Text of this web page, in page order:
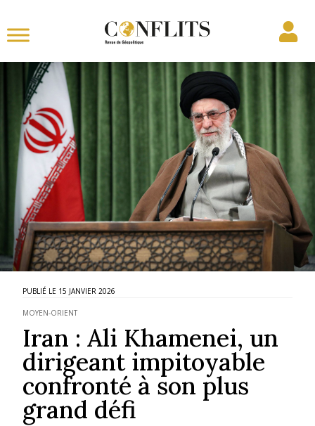
15 JANVIER 2026
MOYEN-ORIENT
Iran : Ali Khamenei, un
dirigeant impitoyable
confronté à son plus
grand défi